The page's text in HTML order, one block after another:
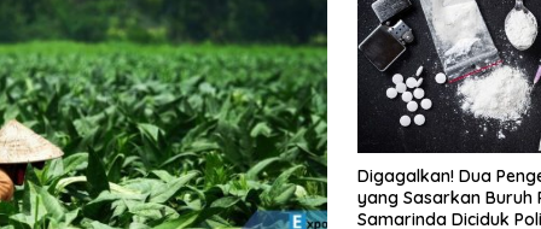
Digagalkan! Dua
yang Sasarkan Buruh
Samarinda Diciduk